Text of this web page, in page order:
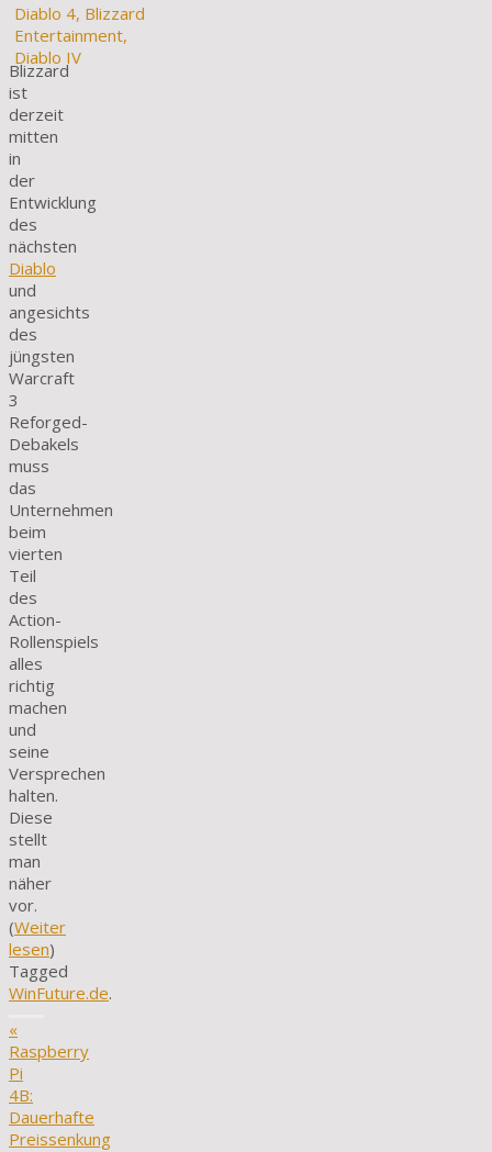
Blizzard
ist
derzeit
mitten
in
der
Entwicklung
des
nächsten
Diablo
und
angesichts
des
jüngsten
Warcraft
3
Reforged-
Debakels
muss
das
Unternehmen
beim
vierten
Teil
des
Action-
Rollenspiels
alles
richtig
machen
und
seine
Versprechen
halten.
Diese
stellt
man
näher
vor.
(Weiter
lesen)
Tagged
WinFuture.de.
«
Raspberry
Pi
4B:
Dauerhafte
Preissenkung